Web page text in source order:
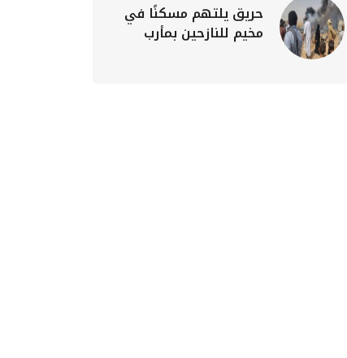
حريق يلتهم مسكنًا في
مخيم للنازحين بمأرب